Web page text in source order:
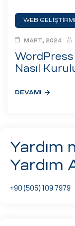
WEB
Nasıl
MART, 2024
DEVAMI
Yardım
Yardım
+90 (505) 109 7979